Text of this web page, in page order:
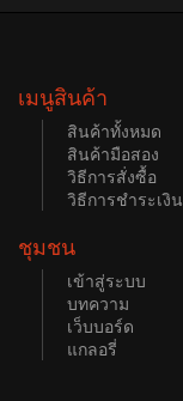
เมนูสินค้า
สินค้าทั้งหมด
สินค้ามือสอง
วิธีการสั่งซื้อ
วิธีการชำระเงิน
ชุมชน
เข้าสู่ระบบ
บทความ
เว็บบอร์ด
แกลอรี่